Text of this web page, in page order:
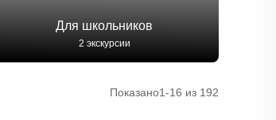
Для школьников
2 экскурсии
Показано1-16 из 192